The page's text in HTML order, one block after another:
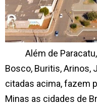
Além de
Bosco, Buritis, Arinos,
citadas acima, fazem
Minas as cidades de